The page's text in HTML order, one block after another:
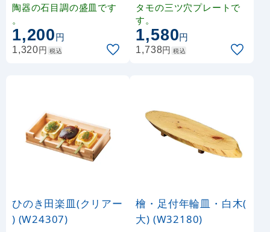
陶器の石目調の盛皿です
。
1,200円
1,320円 税込
タモの三ツ穴プレートで
す。
1,580円
1,738円 税込
ひのき田楽皿(クリアー
) (W24307)
檜・足付年輪皿・白木(
大) (W32180)